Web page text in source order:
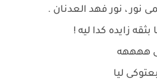
نور ، نور فهد العدنان .
زايده كدا ليه !
ههههه
ليا